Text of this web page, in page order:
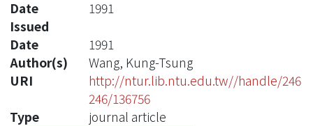
Date
Issued
1991
Date
1991
Author(s)
Wang, Kung-Tsung
URI
http://ntur.lib.ntu.edu.tw//handle/246
246/136756
Type
journal article